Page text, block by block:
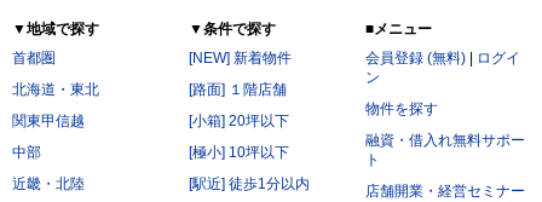
▼地域で探す
首都圏
北海道・東北
関東甲信越
中部
近畿・北陸
▼条件で探す
[NEW] 新着物件
[路面] １階店舗
[小箱] 20坪以下
[極小] 10坪以下
[駅近] 徒歩1分以内
■メニュー
会員登録 (無料)
ログイ
ン
物件を探す
融資・借入れ無料サポー
ト
店舗開業・経営セミナー